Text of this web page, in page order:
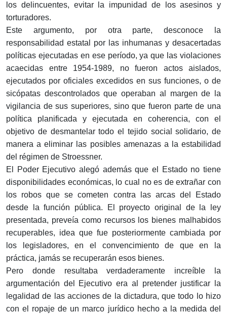
los delincuentes, evitar la impunidad de los asesinos y
torturadores.
Este argumento, por otra parte, desconoce la
responsabilidad estatal por las inhumanas y desacertadas
políticas ejecutadas en ese período, ya que las violaciones
acaecidas entre 1954-1989, no fueron actos aislados,
ejecutados por oficiales excedidos en sus funciones, o de
sicópatas descontrolados que operaban al margen de la
vigilancia de sus superiores, sino que fueron parte de una
política planificada y ejecutada en coherencia, con el
objetivo de desmantelar todo el tejido social solidario, de
manera a eliminar las posibles amenazas a la estabilidad
del régimen de Stroessner.
El Poder Ejecutivo alegó además que el Estado no tiene
disponibilidades económicas, lo cual no es de extrañar con
los robos que se cometen contra las arcas del Estado
desde la función pública. El proyecto original de la ley
presentada, preveía como recursos los bienes malhabidos
recuperables, idea que fue posteriormente cambiada por
los legisladores, en el convencimiento de que en la
práctica, jamás se recuperarán esos bienes.
Pero donde resultaba verdaderamente increíble la
argumentación del Ejecutivo era al pretender justificar la
legalidad de las acciones de la dictadura, que todo lo hizo
con el ropaje de un marco jurídico hecho a la medida del